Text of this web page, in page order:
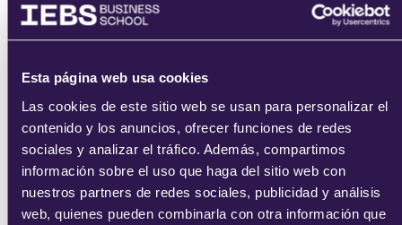
Esta página web usa cookies
Las cookies de este sitio web se usan para personalizar el
contenido y los anuncios, ofrecer funciones de redes
sociales y analizar el tráfico. Además, compartimos
información sobre el uso que haga del sitio web con
nuestros partners de redes sociales, publicidad y análisis
web, quienes pueden combinarla con otra información que
Email
He leído y aceptolostérminos del servicioy lapolítica de
privacidad.